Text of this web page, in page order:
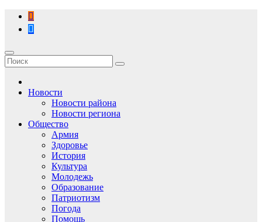
Перейти
содержимому
Новости
Новости района
Новости региона
Общество
Армия
Здоровье
История
Культура
Молодежь
Образование
Патриотизм
Погода
Помощь